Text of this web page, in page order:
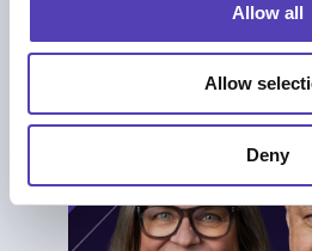
Allow all
Allow
Deny
Weitere